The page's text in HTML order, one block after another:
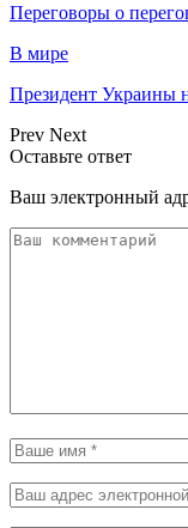
Переговоры о
В мире
Президент Украины
Prev Next
Оставьте ответ
Ваш электронный